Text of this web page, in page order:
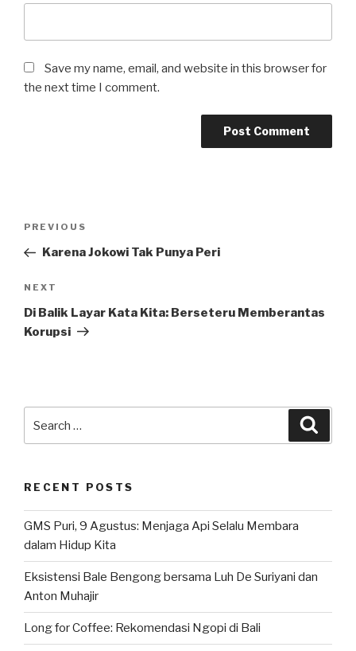
Save my name, email, and website in this browser for
the next time I comment.
Previous
Post
PREVIOUS
Karena Jokowi Tak Punya Peri
Next
Post
NEXT
Di Balik Layar Kata Kita: Berseteru Memberantas
Korupsi
RECENT POSTS
GMS Puri, 9 Agustus: Menjaga Api Selalu Membara
dalam Hidup Kita
Eksistensi Bale Bengong bersama Luh De Suriyani dan
Anton Muhajir
Long for Coffee: Rekomendasi Ngopi di Bali